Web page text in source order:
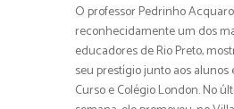
O professor Pedrinho
reconhecidamente um dos
educadores de Rio Preto,
seu prestígio junto aos alunos
Curso e Colégio London. No